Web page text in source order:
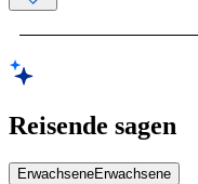
Reisende sagen
ErwachseneErwachsene